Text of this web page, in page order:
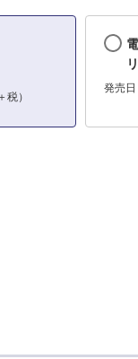
）
発売